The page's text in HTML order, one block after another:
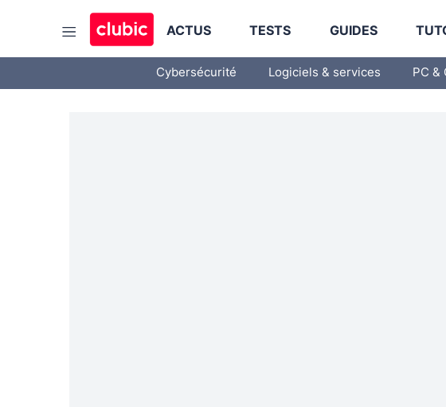
ACTUS TESTS GUIDES
Cybersécurité Logiciels & services PC &